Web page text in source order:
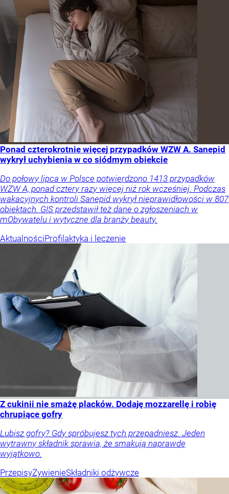
Ponad czterokrotnie więcej przypadków WZW A. Sanepid
wykrył uchybienia w co siódmym obiekcie
Do połowy lipca w Polsce potwierdzono 1413 przypadków
WZW A, ponad cztery razy więcej niż rok wcześniej. Podczas
wakacyjnych kontroli Sanepid wykrył nieprawidłowości w 807
obiektach. GIS przedstawił też dane o zgłoszeniach w
mObywatelu i wytyczne dla branży beauty.
AktualnościProfilaktyka i leczenie
Z cukinii nie smażę placków. Dodaję mozzarellę i robię
chrupiące gofry
Lubisz gofry? Gdy spróbujesz tych przepadniesz. Jeden
wytrawny składnik sprawia, że smakują naprawdę
wyjątkowo.
PrzepisyŻywienieSkładniki odżywcze